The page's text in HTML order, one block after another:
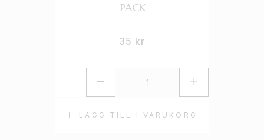
LÄGG TILL I VARUKORG
PACK
35 kr